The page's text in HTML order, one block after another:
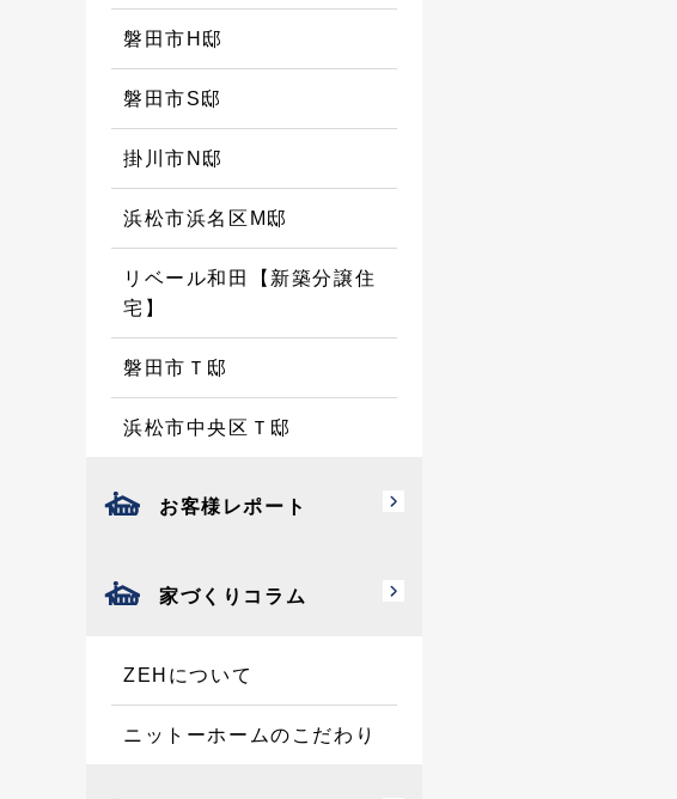
磐田市H邸
磐田市S邸
掛川市N邸
浜松市浜名区M邸
リベール和田【新築分譲住
宅】
磐田市Ｔ邸
浜松市中央区Ｔ邸
お客様レポート
家づくりコラム
ZEHについて
ニットーホームのこだわり